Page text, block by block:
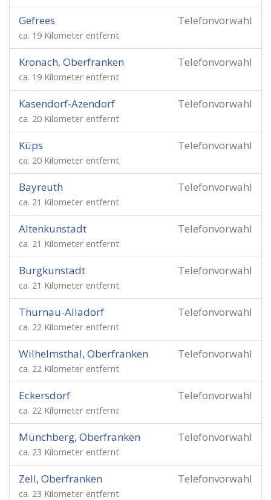
Telefonvorwahl
Gefrees
ca. 19 Kilometer entfernt
Telefonvorwahl
Kronach, Oberfranken
ca. 19 Kilometer entfernt
Telefonvorwahl
Kasendorf-Azendorf
ca. 20 Kilometer entfernt
Telefonvorwahl
Küps
ca. 20 Kilometer entfernt
Telefonvorwahl
Bayreuth
ca. 21 Kilometer entfernt
Telefonvorwahl
Altenkunstadt
ca. 21 Kilometer entfernt
Telefonvorwahl
Burgkunstadt
ca. 21 Kilometer entfernt
Telefonvorwahl
Thurnau-Alladorf
ca. 22 Kilometer entfernt
Telefonvorwahl
Wilhelmsthal, Oberfranken
ca. 22 Kilometer entfernt
Telefonvorwahl
Eckersdorf
ca. 22 Kilometer entfernt
Telefonvorwahl
Münchberg, Oberfranken
ca. 23 Kilometer entfernt
Telefonvorwahl
Zell, Oberfranken
ca. 23 Kilometer entfernt